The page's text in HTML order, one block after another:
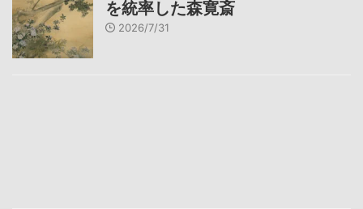
を統率した森寛斎
2026/7/31